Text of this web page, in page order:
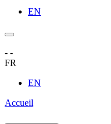
EN
- -
FR
EN
Accueil